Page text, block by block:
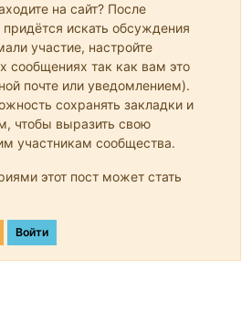
на сайт? После
искать обсуждения
участие, настройте
сообщениях так как вам это
почте или уведомлением).
сохранять закладки и
чтобы выразить свою
участникам сообщества.
этот пост может стать
Войти